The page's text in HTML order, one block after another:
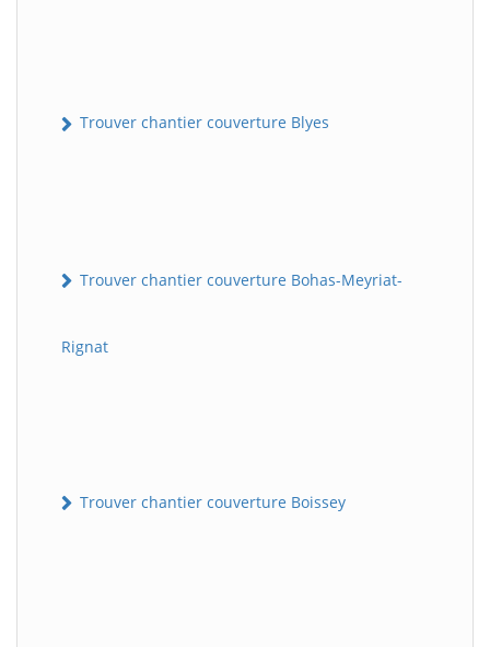
Trouver chantier couverture Blyes
Trouver chantier couverture Bohas-Meyriat-
Rignat
Trouver chantier couverture Boissey